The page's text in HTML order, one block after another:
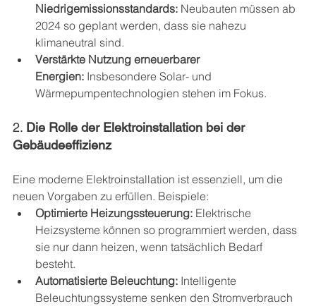
Niedrigemissionsstandards: Neubauten müssen ab
2024 so geplant werden, dass sie nahezu
klimaneutral sind.
Verstärkte Nutzung erneuerbarer
Energien: Insbesondere Solar- und
Wärmepumpentechnologien stehen im Fokus.
2. Die Rolle der Elektroinstallation bei der
Gebäudeeffizienz
Eine moderne Elektroinstallation ist essenziell, um die
neuen Vorgaben zu erfüllen. Beispiele:
Optimierte Heizungssteuerung: Elektrische
Heizsysteme können so programmiert werden, dass
sie nur dann heizen, wenn tatsächlich Bedarf
besteht.
Automatisierte Beleuchtung: Intelligente
Beleuchtungssysteme senken den Stromverbrauch